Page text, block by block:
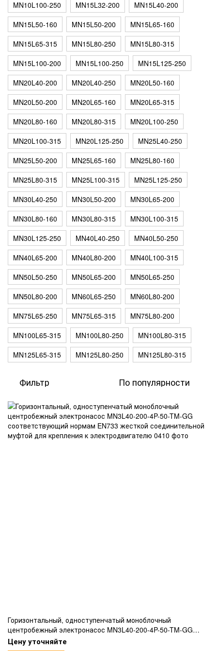
MN10L100-250
MN15L32-200
MN15L40-200
MN15L50-160
MN15L50-200
MN15L65-160
MN15L65-315
MN15L80-250
MN15L80-315
MN15L100-200
MN15L100-250
MN15L125-250
MN20L40-200
MN20L40-250
MN20L50-160
MN20L50-200
MN20L65-160
MN20L65-315
MN20L80-160
MN20L80-315
MN20L100-250
MN20L100-315
MN20L125-250
MN25L40-250
MN25L50-200
MN25L65-160
MN25L80-160
MN25L80-315
MN25L100-315
MN25L125-250
MN30L40-250
MN30L50-200
MN30L65-200
MN30L80-160
MN30L80-315
MN30L100-315
MN30L125-250
MN40L40-250
MN40L50-250
MN40L65-200
MN40L80-200
MN40L100-315
MN50L50-250
MN50L65-200
MN50L65-250
MN50L80-200
MN60L65-250
MN60L80-200
MN75L65-250
MN75L65-315
MN75L80-200
MN100L65-315
MN100L80-250
MN100L80-315
MN125L65-315
MN125L80-250 MN125L80-315
Фильтр По популярности
Горизонтальный, одноступенчатый моноблочный
центробежный электронасос MN3L40-200-4P-50-TM-GG
соответствующий нормам EN733 жесткой соединительной
муфтой для крепления к электродвигателю
Цену уточняйте